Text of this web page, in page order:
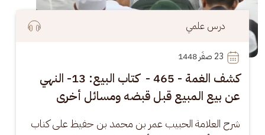
درس علمي
23
كشف الغمة - 465 - كتاب البيع: 13- النهي
عن بيع المبيع قبل قبضه ومسائل أخرى
شرح العلامة الحبيب عمر بن محمد بن حفيظ على كتاب